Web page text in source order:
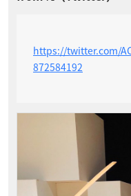
https://twitter.com/
872584192